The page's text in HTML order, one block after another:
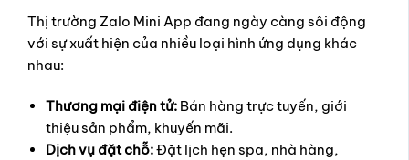
Thị trường Zalo Mini App đang ngày càng sôi động
với sự xuất hiện của nhiều loại hình ứng dụng khác
nhau:
Thương mại điện tử: Bán hàng trực tuyến, giới
thiệu sản phẩm, khuyến mãi.
Dịch vụ đặt chỗ:Đặt lịch hẹn spa, nhà hàng,